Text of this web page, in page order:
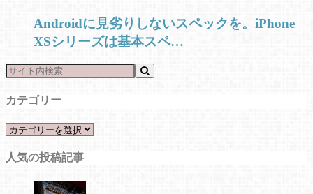
Androidに見劣りしないスペックを。iPhone
XSシリーズは基本スペ…
カテゴリー
カ
ゴ
人気の投稿記事